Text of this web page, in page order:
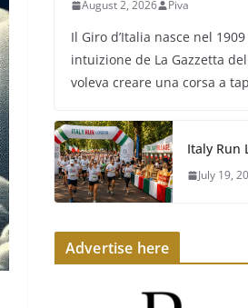
August 2, 2026 Piva
Il Giro d’Italia nasce nel
intuizione de La Gazzetta
voleva creare una corsa a
Italy Run
July 19,
Advertise here